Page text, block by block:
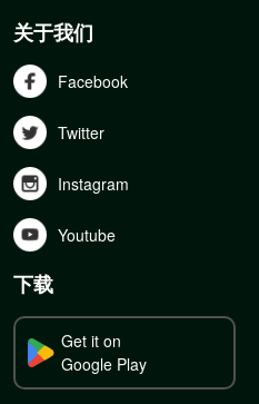
关于我们
Facebook
Twitter
Instagram
Youtube
下载
Get it on
Google Play